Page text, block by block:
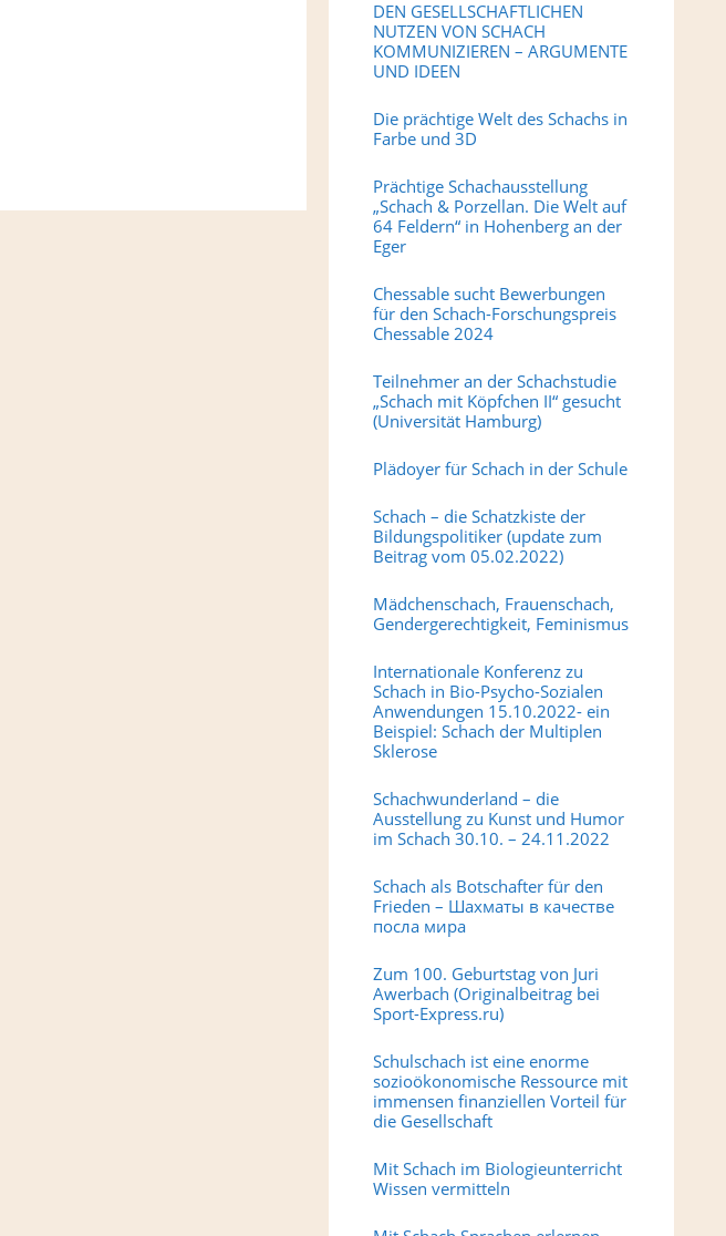
DEN GESELLSCHAFTLICHEN
NUTZEN VON SCHACH
KOMMUNIZIEREN – ARGUMENTE
UND IDEEN
Die prächtige Welt des Schachs in
Farbe und 3D
Prächtige Schachausstellung
„Schach & Porzellan. Die Welt auf
64 Feldern“ in Hohenberg an der
Eger
Chessable sucht Bewerbungen
für den Schach-Forschungspreis
Chessable 2024
Teilnehmer an der Schachstudie
„Schach mit Köpfchen II“ gesucht
(Universität Hamburg)
Plädoyer für Schach in der Schule
Schach – die Schatzkiste der
Bildungspolitiker (update zum
Beitrag vom 05.02.2022)
Mädchenschach, Frauenschach,
Gendergerechtigkeit, Feminismus
Internationale Konferenz zu
Schach in Bio-Psycho-Sozialen
Anwendungen 15.10.2022- ein
Beispiel: Schach der Multiplen
Sklerose
Schachwunderland – die
Ausstellung zu Kunst und Humor
im Schach 30.10. – 24.11.2022
Schach als Botschafter für den
Frieden – Шахматы в качестве
посла мира
Zum 100. Geburtstag von Juri
Awerbach (Originalbeitrag bei
Sport-Express.ru)
Schulschach ist eine enorme
sozioökonomische Ressource mit
immensen finanziellen Vorteil für
die Gesellschaft
Mit Schach im Biologieunterricht
Wissen vermitteln